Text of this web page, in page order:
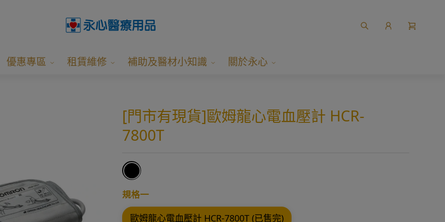
優惠專區 租賃維修 補助及醫材小知識 關於永心
[門市有現貨]歐姆龍心電血壓計 HCR-
7800T
規格一
歐姆龍心電血壓計 HCR-7800T (已售完)